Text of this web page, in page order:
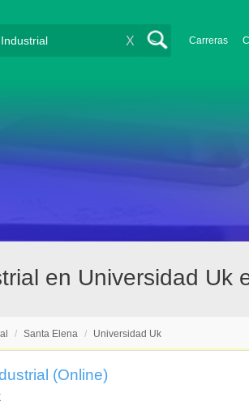
Carreras
X
en Universidad Uk
/ Santa Elena / Universidad Uk
(Online)